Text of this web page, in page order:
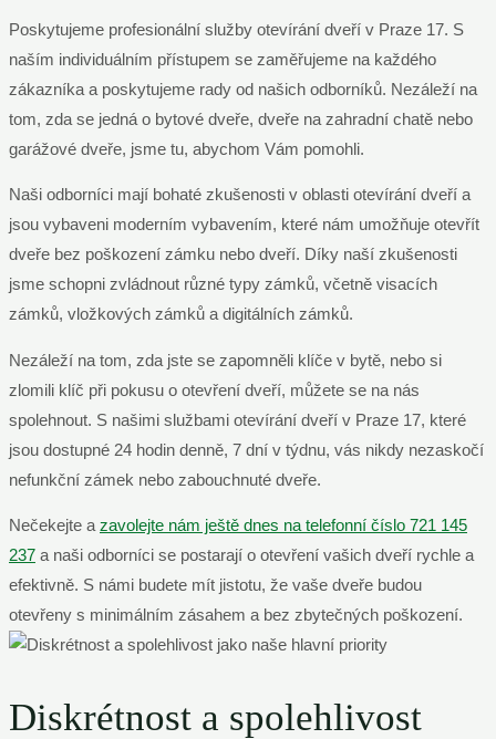
Poskytujeme profesionální služby otevírání dveří v Praze 17. S
naším individuálním přístupem se zaměřujeme na každého
zákazníka a poskytujeme rady od našich odborníků. Nezáleží na
tom, zda se jedná o bytové dveře, dveře na zahradní chatě nebo
garážové dveře, jsme tu, abychom Vám pomohli.
Naši odborníci mají bohaté zkušenosti v oblasti otevírání dveří a
jsou vybaveni moderním vybavením, které nám umožňuje otevřít
dveře bez poškození zámku nebo dveří. Díky naší zkušenosti
jsme schopni zvládnout různé typy zámků, včetně visacích
zámků, vložkových zámků a digitálních zámků.
Nezáleží na tom, zda jste se zapomněli klíče v bytě, nebo si
zlomili klíč při pokusu o otevření dveří, můžete se na nás
spolehnout. S našimi službami otevírání dveří v Praze 17, které
jsou dostupné 24 hodin denně, 7 dní v týdnu, vás nikdy nezaskočí
nefunkční zámek nebo zabouchnuté dveře.
Nečekejte azavolejte nám ještě dnes na telefonní číslo 721 145
237 a naši odborníci se postarají o otevření vašich dveří rychle a
efektivně. S námi budete mít jistotu, že vaše dveře budou
otevřeny s minimálním zásahem a bez zbytečných poškození.
Diskrétnost a spolehlivost